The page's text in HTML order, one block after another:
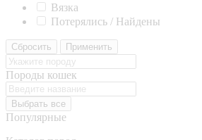
Вязка
Потерялись / Найдены
Сбросить Применить
Породы кошек
Выбрать все
Популярные